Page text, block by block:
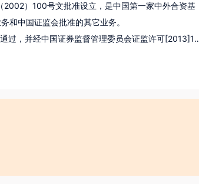
2002）100号文批准设立，是中国第一家中外合资基
和中国证监会批准的其它业务。
过，并经中国证券监督管理委员会证监许可[2013]10
B.V.)将其持有的本公司21.6%股权转让给招
供一流的投资理财服务。公司从创建开始就全方位借
的业务流程、开放与学习的文化氛围。
良、稳健、专业的经营理念，努力成为客户推崇、股
如培训费、体检费、资料费、置装费、押金等）；